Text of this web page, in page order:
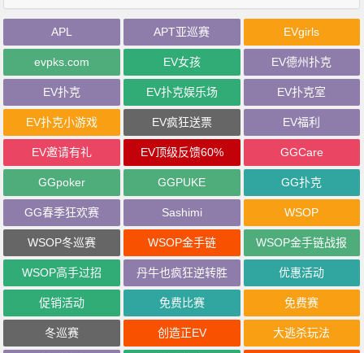
APL APT亚巡赛 EVgirls
evpks.com EV女孩 EV德州扑克
EV扑克 EV扑克娱乐场 EV扑克室
EV扑克小游戏 EV疯狂送票 EV福利
EV邀请有礼 EV顶级反馈60% GGCare
GGpoker GGPUKE GG扑克
GG春季狂欢赛 Sashimi WSOP
WSOP冬巡赛 WSOP金手链 WSOP金手链战报
WSOP高手过招 丹牛也疯狂逆转胜 优惠活动
促销活动 免费比赛 免费赛
冬巡赛 创造正EV 大逃杀玩法